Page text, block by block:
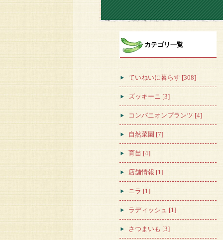
カテゴリ一覧
ていねいに暮らす [308]
ズッキーニ [3]
コンパニオンプランツ [4]
自然菜園 [7]
育苗 [4]
店舗情報 [1]
ニラ [1]
ラディッシュ [1]
さつまいも [3]